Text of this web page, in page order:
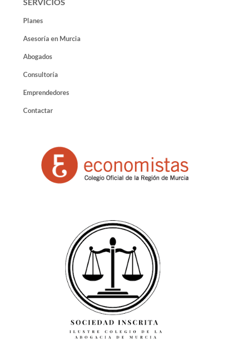
Planes
Asesoría en Murcia
Abogados
Consultoría
Emprendedores
Contactar